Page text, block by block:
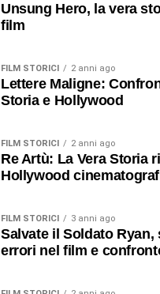
Unsung Hero, la vera
film
FILM STORICI 2 anni ago
Lettere Maligne:
Storia e Hollywood
FILM STORICI 2 anni ago
Re Artù: La Vera Storia
Hollywood
FILM STORICI 3 anni ago
Salvate il Soldato Ryan,
errori nel film e